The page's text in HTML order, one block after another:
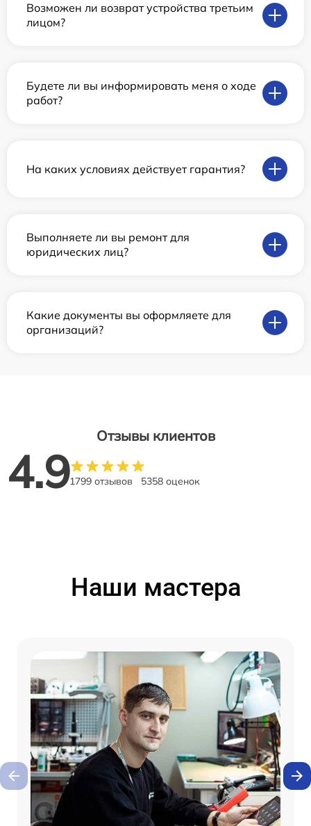
Возможен ли возврат устройства третьим
лицом?
Будете ли вы информировать меня о ходе
работ?
На каких условиях действует гарантия?
Выполняете ли вы ремонт для
юридических лиц?
Какие документы вы оформляете для
организаций?
Отзывы клиентов
4.91799 отзывов 5358 оценок
Наши мастера